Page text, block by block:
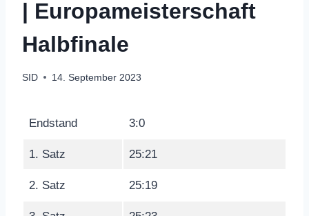
| Europameisterschaft
Halbfinale
SID 14. September 2023
Endstand 3:0
1. Satz 25:21
2. Satz 25:19